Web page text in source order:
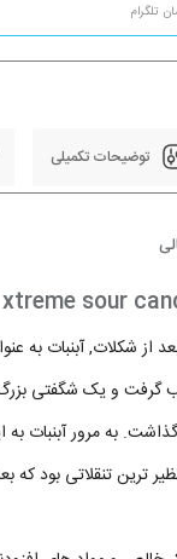
تلگرام
توضیحات تکمیلی
آماری بعد از شکلات, آبنبات
گرفت و یک شگفتی بزرگ
به مرور آبنبات به
ترین تنقلاتی بود که